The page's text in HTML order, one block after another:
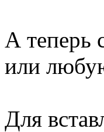
А теперь
или
Для